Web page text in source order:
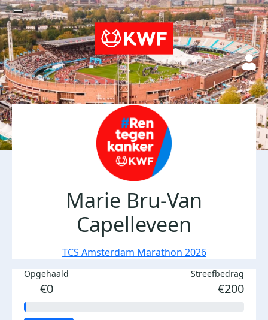
Marie Bru-Van
Capelleveen
TCS Amsterdam Marathon 2026
Opgehaald
€0
Streefbedrag
€200